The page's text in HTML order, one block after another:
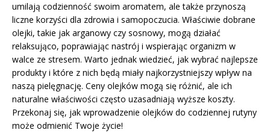
umilają codzienność swoim aromatem, ale także przynoszą
liczne korzyści dla zdrowia i samopoczucia. Właściwie dobrane
olejki, takie jak arganowy czy sosnowy, mogą działać
relaksująco, poprawiając nastrój i wspierając organizm w
walce ze stresem. Warto jednak wiedzieć, jak wybrać najlepsze
produkty i które z nich będą miały najkorzystniejszy wpływ na
naszą pielęgnację. Ceny olejków mogą się różnić, ale ich
naturalne właściwości często uzasadniają wyższe koszty.
Przekonaj się, jak wprowadzenie olejków do codziennej rutyny
może odmienić Twoje życie!